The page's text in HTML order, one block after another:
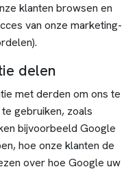
klanten browsen en
van onze marketing-
delen
met derden om ons te
gebruiken, zoals
bijvoorbeeld Google
hoe onze klanten de
over hoe Google uw